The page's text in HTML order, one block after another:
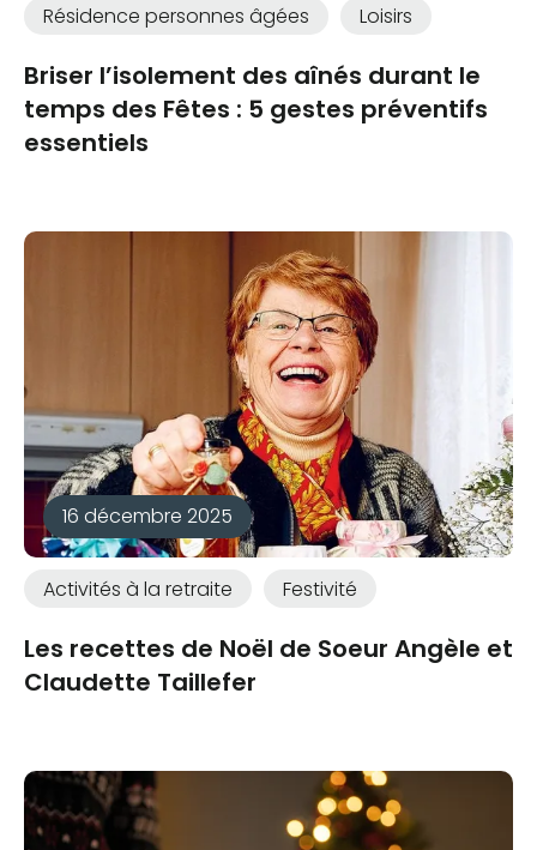
Résidence personnes âgées Loisirs
Briser l’isolement des aînés durant le
temps des Fêtes : 5 gestes préventifs
essentiels
16 décembre 2025
Activités à la retraite Festivité
Les recettes de Noël de Soeur Angèle et
Claudette Taillefer